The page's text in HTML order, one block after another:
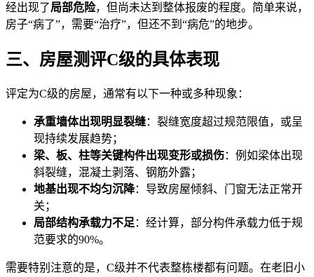
经出现了局部危险，但尚未达到整体报废的程度。简单来说，
房子“病了”，需要“治疗”，但还不到“病危”的地步。
三、房屋测评C级的具体表现
评定为C级的房屋，通常有以下一种或多种现象：
承重墙体出现明显裂缝：裂缝宽度超过规范限值，或呈
现持续发展趋势；
梁、板、柱等关键构件出现变形或损伤：例如梁体出现
斜裂缝，混凝土剥落、钢筋外露；
地基出现不均匀沉降：导致房屋倾斜、门窗无法正常开
关；
局部结构承载力不足 ：经计算，部分构件承载力低于规
范要求的90%。
需要特别注意的是，C级并不代表整栋楼都有问题。在老旧小